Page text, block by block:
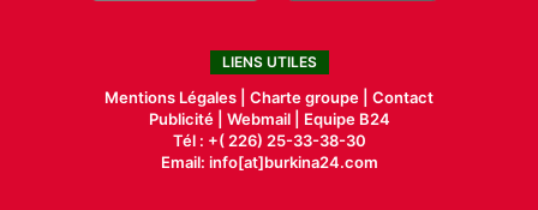
LIENS UTILES
Mentions Légales | Charte groupe | Contact
Publicité| Webmail |
Equipe B24
Tél : +( 226) 25-33-38-30
Email: info[at]burkina24.com